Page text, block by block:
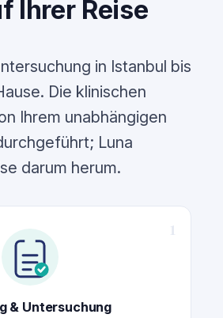
Ihrer Reise
in Istanbul bis
Die klinischen
Ihrem unabhängigen
Luna
darum herum.
& Untersuchung